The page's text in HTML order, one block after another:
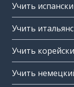
Учить
Учить
Учить
Учить